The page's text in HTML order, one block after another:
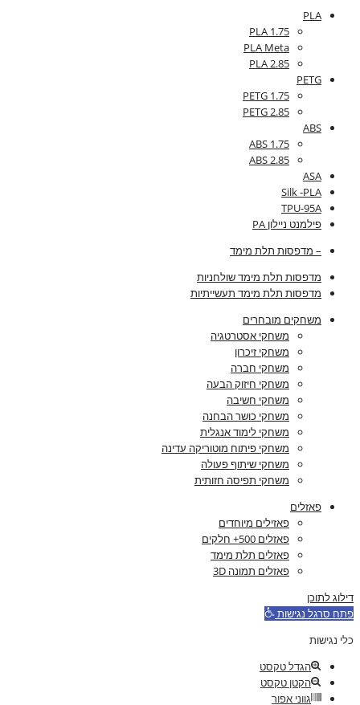
PLA
PLA 1.75
PLA Meta
PLA 2.85
PETG
PETG 1.75
PETG 2.85
ABS
ABS 1.75
ABS 2.85
ASA
Silk -PLA
TPU-95A
פילמנט ניילון PA
– מדפסות תלת מימד
מדפסות תלת מימד שולחניות
מדפסות תלת מימד תעשייתיות
משחקים מובחרים
משחקי אסטרטגיה
משחקי זיכרון
משחקי חברה
משחקי חיזוק הבעה
משחקי חשיבה
משחקי כושר הבחנה
משחקי לימוד אנגלית
משחקי פיתוח מוטוריקה עדינה
משחקי שיתוף פעולה
משחקי תפיסה חזותית
פאזלים
פאזילים מיוחדים
פאזלים 500+ חלקים
פאזלים תלת מימד
פאזלים תמונה 3D
דילוג לתוכן
פתח סרגל נגישות
כלי נגישות
הגדל טקסט
הקטן טקסט
גווני אפור